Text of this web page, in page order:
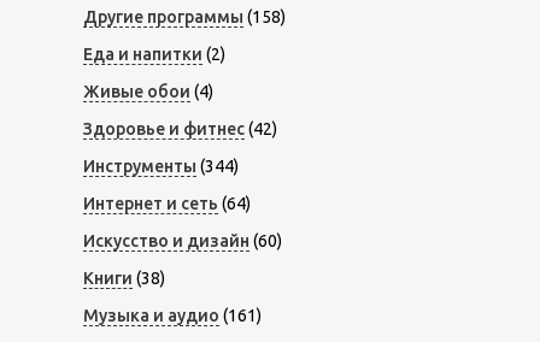
Другие программы (158)
Еда и напитки (2)
Живые обои (4)
Здоровье и фитнес(42)
Инструменты (344)
Интернет и сеть (64)
Искусство и дизайн (60)
Книги (38)
Музыка и аудио (161)